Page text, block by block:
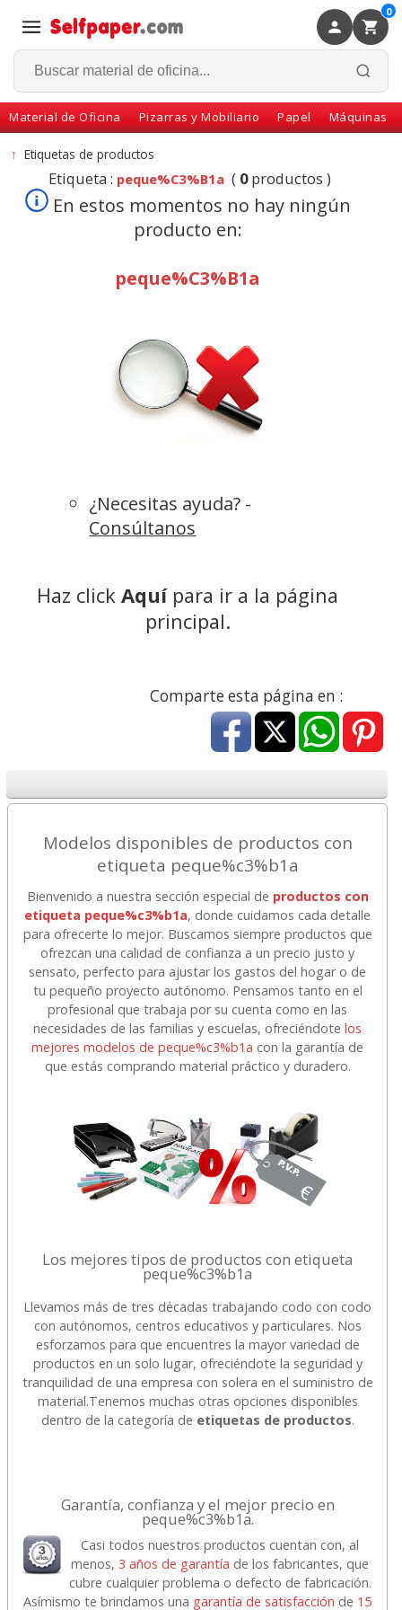
0
Material de Oficina Pizarras y Mobiliario Papel Máquinas
Volver
↑Etiquetas de productos
Etiqueta : peque%C3%B1a ( 0productos )
En estos momentos no hay ningún
producto en:
peque%C3%B1a
¿Necesitas ayuda? -
Consúltanos
Haz clickAquípara ir a la página
principal.
Comparte esta página en :
Modelos disponibles de productos con
etiqueta peque%c3%b1a
Bienvenido a nuestra sección especial de productos con
etiqueta peque%c3%b1a, donde cuidamos cada detalle
para ofrecerte lo mejor. Buscamos siempre productos que
ofrezcan una calidad de confianza a un precio justo y
sensato, perfecto para ajustar los gastos del hogar o de
tu pequeño proyecto autónomo. Pensamos tanto en el
profesional que trabaja por su cuenta como en las
necesidades de las familias y escuelas, ofreciéndotelos
mejores modelos de peque%c3%b1a con la garantía de
que estás comprando material práctico y duradero.
Los mejores tipos de productos con etiqueta
peque%c3%b1a
Llevamos más de tres décadas trabajando codo con codo
con autónomos, centros educativos y particulares. Nos
esforzamos para que encuentres la mayor variedad de
productos en un solo lugar, ofreciéndote la seguridad y
tranquilidad de una empresa con solera en el suministro de
material.Tenemos muchas otras opciones disponibles
dentro de la categoría de etiquetas de productos.
Garantía, confianza y el mejor precio en
peque%c3%b1a.
Casi todos nuestros productos cuentan con, al
menos,3 años de garantía de los fabricantes, que
cubre cualquier problema o defecto de fabricación.
Asímismo te brindamos una garantía de satisfacción de 15